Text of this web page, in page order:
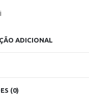
ADICIONAL
(0)